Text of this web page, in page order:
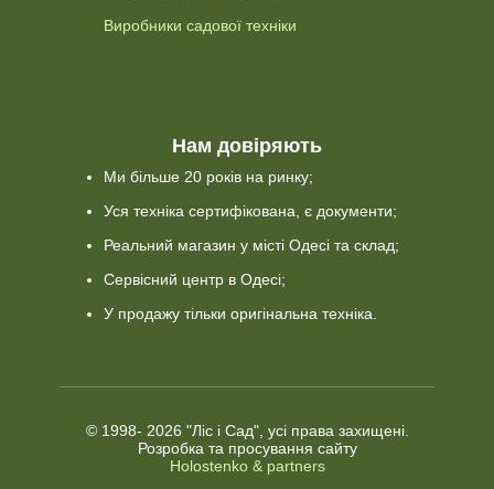
Виробники садової техніки
Нам довіряють
Ми більше 20 років на ринку;
Уся техніка сертифікована, є документи;
Реальний магазин у місті Одесі та склад;
Сервісний центр в Одесі;
У продажу тільки оригінальна техніка.
© 1998- 2026 "Ліс і Сад", усі права захищені.
Розробка та просування сайту
Holostenko & partners